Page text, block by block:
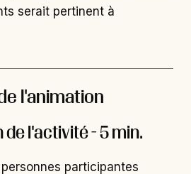
serait pertinent à
l'animation
de l'activité - 5 min.
participantes